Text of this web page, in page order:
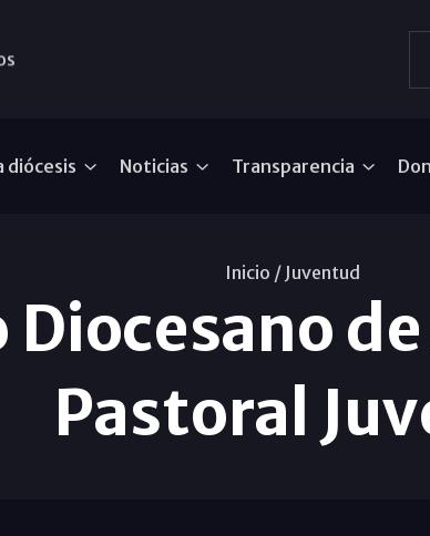
diócesis Noticias Transparencia
Inicio / Juventud
Pastoral